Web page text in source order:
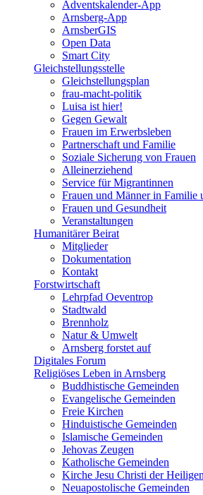
Adventskalender-App
Arnsberg-App
ArnsberGIS
Open Data
Smart City
Gleichstellungsstelle
Gleichstellungsplan
frau-macht-politik
Luisa ist hier!
Gegen Gewalt
Frauen im Erwerbsleben
Partnerschaft und Familie
Soziale Sicherung von Frauen
Alleinerziehend
Service für Migrantinnen
Frauen und Männer in Familie
Frauen und Gesundheit
Veranstaltungen
Humanitärer Beirat
Mitglieder
Dokumentation
Kontakt
Forstwirtschaft
Lehrpfad Oeventrop
Stadtwald
Brennholz
Natur & Umwelt
Arnsberg forstet auf
Digitales Forum
Religiöses Leben in Arnsberg
Buddhistische Gemeinden
Evangelische Gemeinden
Freie Kirchen
Hinduistische Gemeinden
Islamische Gemeinden
Jehovas Zeugen
Katholische Gemeinden
Kirche Jesu Christi der
Neuapostolische Gemeinden